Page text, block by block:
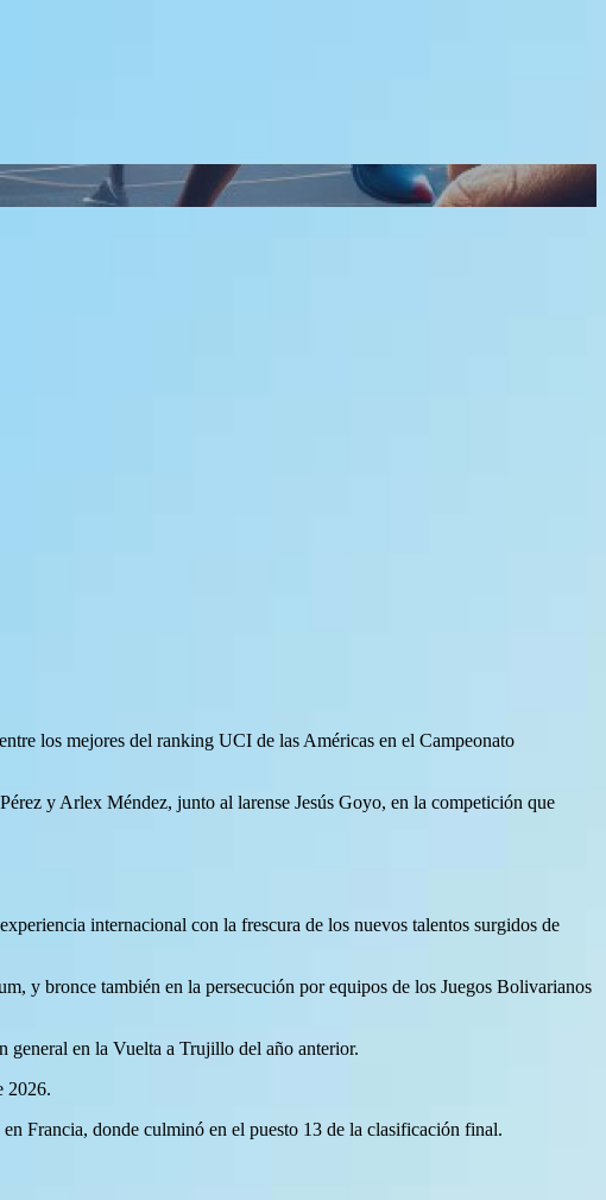
los mejores del ranking UCI de las Américas en el Campeonato
y Arlex Méndez, junto al larense Jesús Goyo, en la competición que
internacional con la frescura de los nuevos talentos surgidos de
y bronce también en la persecución por equipos de los Juegos Bolivarianos
general en la Vuelta a Trujillo del año anterior.
2026.
Francia, donde culminó en el puesto 13 de la clasificación final.